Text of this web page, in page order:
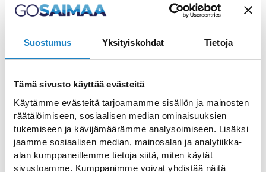
Suostumus Yksityiskohdat Tietoja
Tämä sivusto käyttää evästeitä
Käytämme evästeitä tarjoamamme sisällön ja mainosten
räätälöimiseen, sosiaalisen median ominaisuuksien
tukemiseen ja kävijämäärämme analysoimiseen. Lisäksi
jaamme sosiaalisen median, mainosalan ja analytiikka-
alan kumppaneillemme tietoja siitä, miten käytät
sivustoamme. Kumppanimme voivat yhdistää näitä
- маленькие домишки со всем
удобствами на одну или на несколько
семей, а также можете остановиться в
шикарных апартаментах люкс класса.
принадлежащем одному из комплексов
отелей, то Вы можете посетить
великолепные аквапарки и спа
процедуры, рестораны и различные
развлечения для всей семьи.